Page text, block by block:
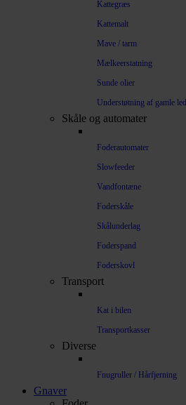
Kattegræs
Kattemalt
Mave / tarm
Mælkeerstatning
Sunde olier
Understøtning af gamle led
Skåle og automater
Foderautomater
Slowfeeder
Vandfontæne
Foderskåle
Skålunderlag
Foderspand
Foderskovl
Transport
Kat i bilen
Transportkasser
Diverse
Fnugruller / Hårfjerning
Gnaver